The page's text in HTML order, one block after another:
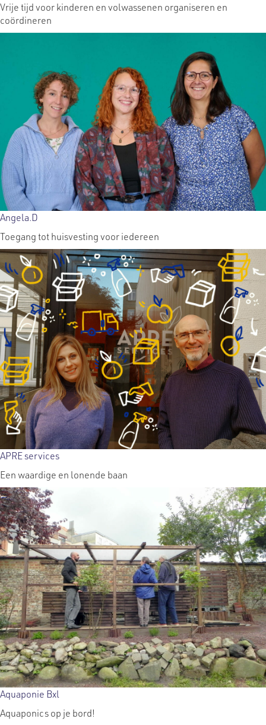
Vrije tijd voor kinderen en volwassenen organiseren en
coördineren
Angela.D
Toegang tot huisvesting voor iedereen
APRE services
Een waardige en lonende baan
Aquaponie Bxl
Aquaponics op je bord!